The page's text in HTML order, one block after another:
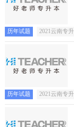
历年试题 2021云南专
历年试题 2021云南专